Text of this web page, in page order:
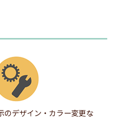
のデザイン・カラー変更な